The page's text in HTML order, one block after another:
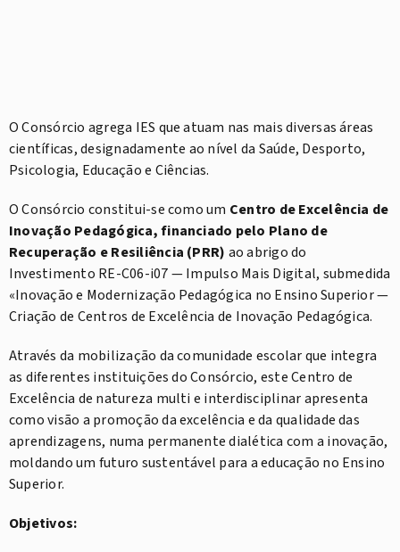
O Consórcio agrega IES que atuam nas mais diversas áreas
científicas, designadamente ao nível da Saúde, Desporto,
Psicologia, Educação e Ciências.
O Consórcio constitui-se como um Centro de Excelência de
Inovação Pedagógica, financiado pelo Plano de
Recuperação e Resiliência (PRR) ao abrigo do
Investimento RE-C06-i07 — Impulso Mais Digital, submedida
«Inovação e Modernização Pedagógica no Ensino Superior —
Criação de Centros de Excelência de Inovação Pedagógica.
Através da mobilização da comunidade escolar que integra
as diferentes instituições do Consórcio, este Centro de
Excelência de natureza multi e interdisciplinar apresenta
como visão a promoção da excelência e da qualidade das
aprendizagens, numa permanente dialética com a inovação,
moldando um futuro sustentável para a educação no Ensino
Superior.
Objetivos: